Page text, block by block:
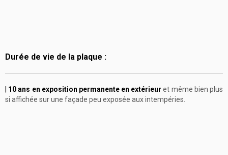
Durée de vie de la plaque :
10 ans en exposition permanente en extérieur et même bien plus
si affichée sur une façade peu exposée aux intempéries.